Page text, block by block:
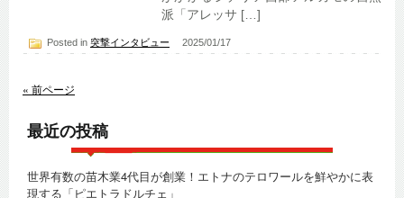
派「アレッサ […]
Posted in 突撃インタビュー 2025/01/17
« 前ページ
最近の投稿
世界有数の苗木業4代目が創業！エトナのテロワールを鮮やかに表
現する「ピエトラドルチェ」